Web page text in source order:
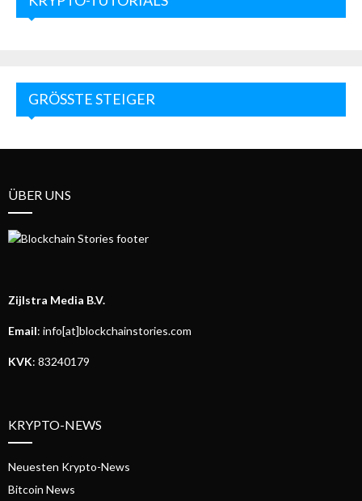
GRÖSSTE STEIGER
ÜBER UNS
Zijlstra Media B.V.
Email: info[at]blockchainstories.com
KVK: 83240179
KRYPTO-NEWS
Neuesten Krypto-News
Bitcoin News